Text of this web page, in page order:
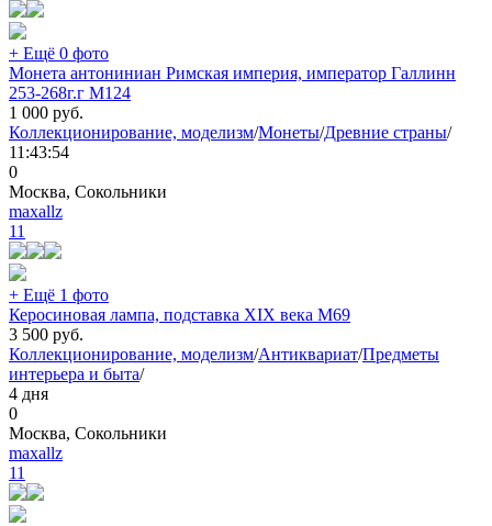
+ Ещё 0 фото
Монета антониниан Римская империя, император Галлинн
253-268г.г М124
1 000 руб.
Коллекционирование, моделизм/Монеты/Древние страны/
11:43:54
0
Москва, Сокольники
maxallz
11
+ Ещё 1 фото
Керосиновая лампа, подставка XIX века М69
3 500 руб.
Коллекционирование, моделизм/Антиквариат/Предметы
интерьера и быта/
4 дня
0
Москва, Сокольники
maxallz
11